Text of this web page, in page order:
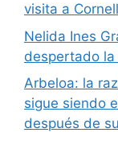
visita a
Nelida Ines
despertado
Arbeloa: la
sigue siendo
después de